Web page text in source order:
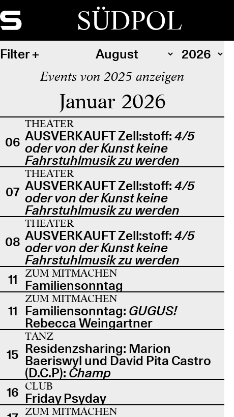
SÜDPOL
Filter
Events von 2025 anzeigen
Januar 2026
06
THEATER
AUSVERKAUFT Zell:stoff: 4/5
oder von der Kunst keine
Fahrstuhlmusik zu werden
07
THEATER
AUSVERKAUFT Zell:stoff: 4/5
oder von der Kunst keine
Fahrstuhlmusik zu werden
08
THEATER
AUSVERKAUFT Zell:stoff: 4/5
oder von der Kunst keine
Fahrstuhlmusik zu werden
11
ZUM MITMACHEN
Familiensonntag
11
ZUM MITMACHEN
Familiensonntag: GUGUS!
Rebecca Weingartner
15
TANZ
Residenzsharing: Marion
Baeriswyl und David Pita Castro
(D.C.P): Champ
16 CLUB
Friday Psyday
ZUM MITMACHEN